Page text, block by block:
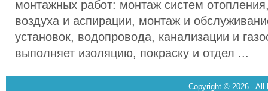
монтажных работ: монтаж систем
воздуха и аспирации, монтаж и
установок, водопровода, канализации и
выполняет изоляцию, покраску и отдел ...
Copyright © 2026 - All